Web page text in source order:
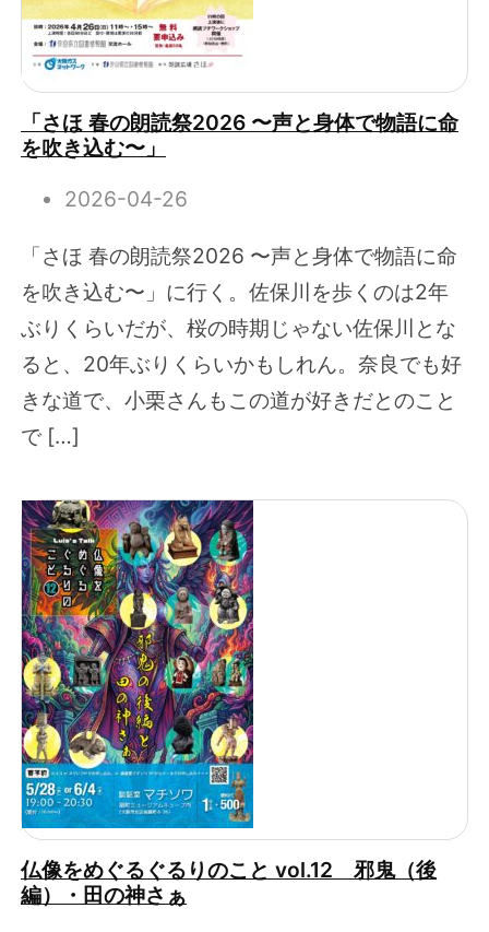
「さほ 春の朗読祭2026 〜声と身体で物語に命
を吹き込む〜」
2026-04-26
「さほ 春の朗読祭2026 〜声と身体で物語に命
を吹き込む〜」に行く。佐保川を歩くのは2年
ぶりくらいだが、桜の時期じゃない佐保川とな
ると、20年ぶりくらいかもしれん。奈良でも好
きな道で、小栗さんもこの道が好きだとのこと
で […]
仏像をめぐるぐるりのこと vol.12 邪鬼（後
編）・田の神さぁ